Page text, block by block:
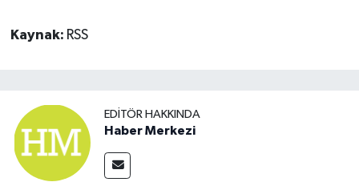
Kaynak: RSS
EDITÖR HAKKINDA
Haber Merkezi